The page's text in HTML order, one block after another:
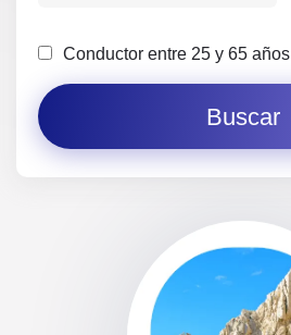
Conductor entre 25 y 65 años
Buscar